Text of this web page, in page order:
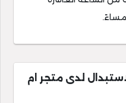
لدى متجر ام